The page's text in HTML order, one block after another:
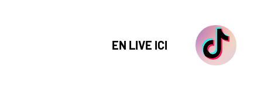
EN LIVE ICI